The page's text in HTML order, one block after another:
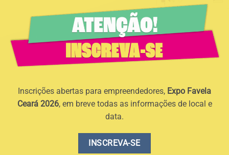
Inscrições abertas para empreendedores, Expo Favela
Ceará 2026, em breve todas as informações de local e
data.
INSCREVA-SE